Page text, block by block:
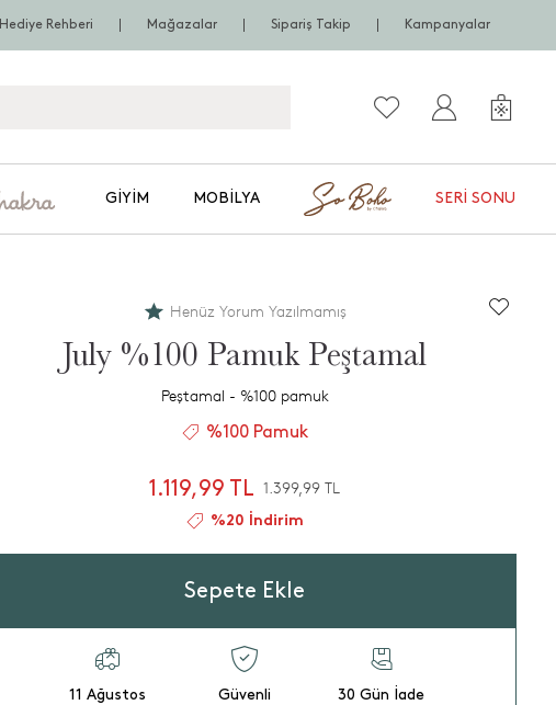
Hediye Rehberi Mağazalar Sipariş Takip Kampanyalar
GIYIM MOBILYA SERI SONU
Henüz Yorum Yazılmamış
July %100 Pamuk Peştamal
Peştamal - %100 pamuk
%100 Pamuk
1.119,99 TL 1.399,99 TL
%20 İndirim
Sepete Ekle
11 Ağustos
Güvenli
30 Gün İade